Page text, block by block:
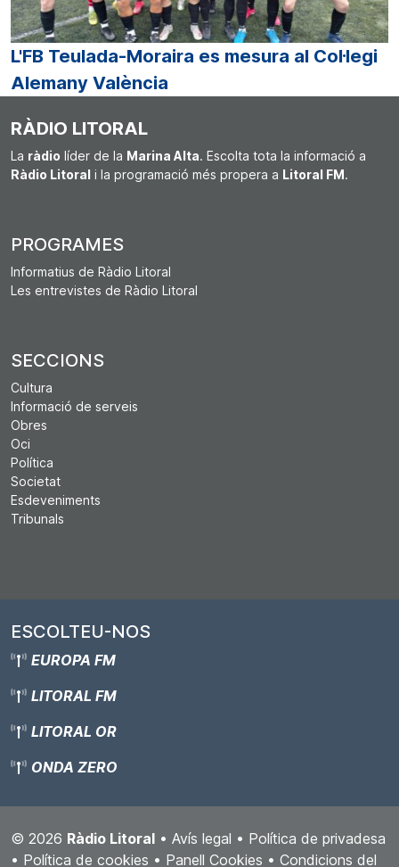
L'FB Teulada-Moraira es mesura al Col·legi
Alemany València
RÀDIO LITORAL
La ràdio líder de la Marina Alta. Escolta tota la informació a
Ràdio Litoral i la programació més propera a Litoral FM.
PROGRAMES
Informatius de Ràdio Litoral
Les entrevistes de Ràdio Litoral
SECCIONS
Cultura
Informació de serveis
Obres
Oci
Política
Societat
Esdeveniments
Tribunals
ESCOLTEU-NOS
EUROPA FM
LITORAL FM
LITORAL OR
ONDA ZERO
© 2026 Ràdio Litoral • Avís legal • Política de privadesa
• Política de cookies • Panell Cookies • Condicions del